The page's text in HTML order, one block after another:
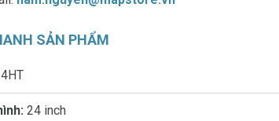
SẢN PHẨM
24 inch